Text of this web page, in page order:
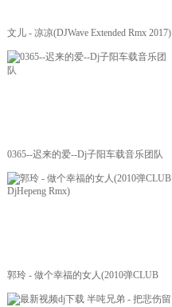
文儿 - 凉凉(DJWave Extended Rmx 2017)
0365--迟来的爱--Dj子阳车载音乐团队
郭玲 - 做个幸福的女人(2010弹CLUB
DjHepeng Rmx)